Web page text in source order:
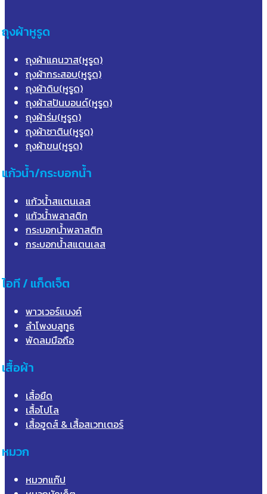
ถุงผ้าหูรูด
ถุงผ้าแคนวาส(หูรูด)
ถุงผ้ากระสอบ(หูรูด)
ถุงผ้าดิบ(หูรูด)
ถุงผ้าสปันบอนด์(หูรูด)
ถุงผ้าร่ม(หูรูด)
ถุงผ้าซาติน(หูรูด)
ถุงผ้าขน(หูรูด)
แก้วน้ำ/กระบอกน้ำ
แก้วน้ำสแตนเลส
แก้วน้ำพลาสติก
กระบอกน้ำพลาสติก
กระบอกน้ำสแตนเลส
ไอที / แก็ดเจ็ต
พาวเวอร์แบงค์
ลำโพงบลูทูธ
พัดลมมือถือ
เสื้อผ้า
เสื้อยืด
เสื้อโปโล
เสื้อฮูดส์ & เสื้อสเวทเตอร์
หมวก
หมวกแก๊ป